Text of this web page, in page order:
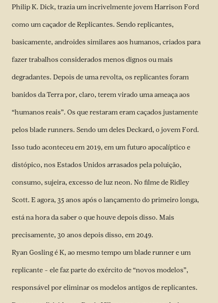
Philip K. Dick, trazia um incrivelmente jovem Harrison Ford
como um caçador de Replicantes. Sendo replicantes,
basicamente, androides similares aos humanos, criados para
fazer trabalhos considerados menos dignos ou mais
degradantes. Depois de uma revolta, os replicantes foram
banidos da Terra por, claro, terem virado uma ameaça aos
“humanos reais”. Os que restaram eram caçados justamente
pelos blade runners. Sendo um deles Deckard, o jovem Ford.
Isso tudo aconteceu em 2019, em um futuro apocalíptico e
distópico, nos Estados Unidos arrasados pela poluição,
consumo, sujeira, excesso de luz neon. No filme de Ridley
Scott. E agora, 35 anos após o lançamento do primeiro longa,
está na hora da saber o que houve depois disso. Mais
precisamente, 30 anos depois disso, em 2049.
Ryan Gosling é K, ao mesmo tempo um blade runner e um
replicante – ele faz parte do exército de “novos modelos”,
responsável por eliminar os modelos antigos de replicantes.